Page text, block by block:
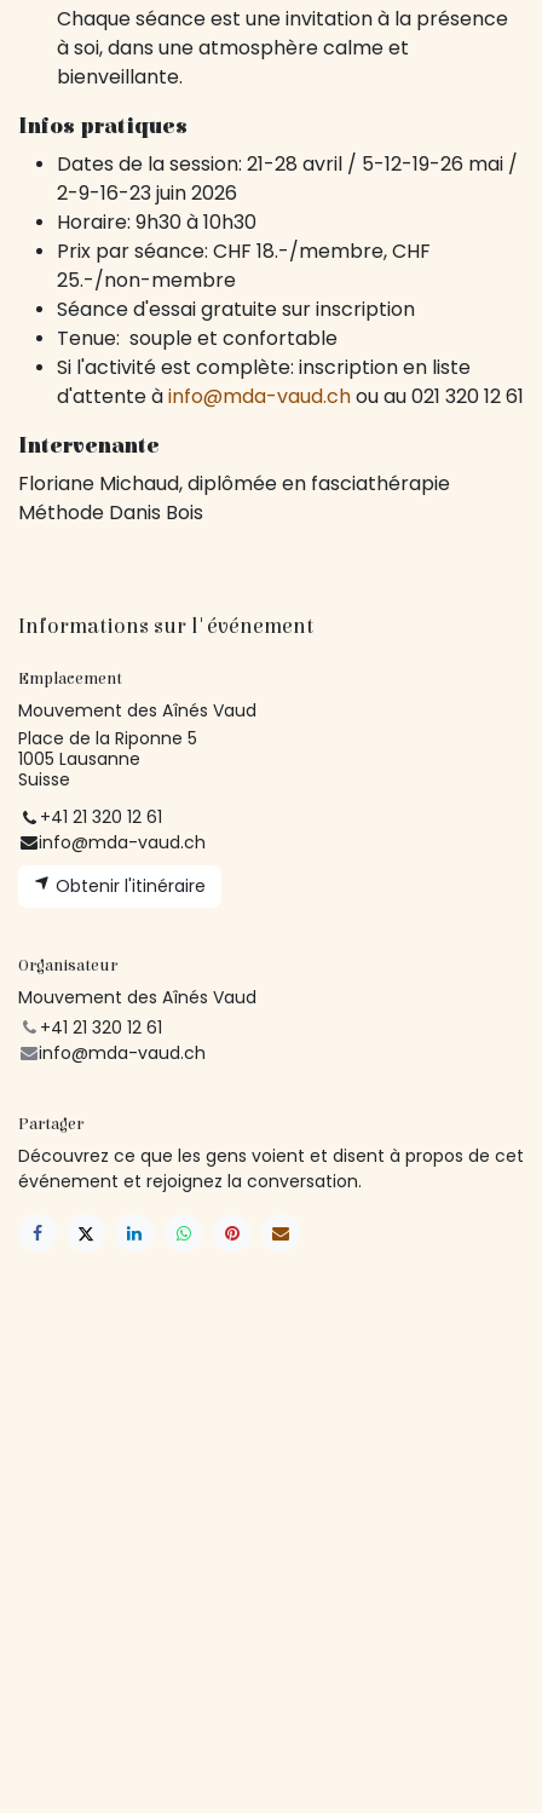
Chaque séance est une invitation à la présence
à soi, dans une atmosphère calme et
bienveillante.
Infos pratiques
Dates de la session: 21-28 avril / 5-12-19-26 mai /
2-9-16-23 juin 2026
Horaire: 9h30 à 10h30
Prix par séance: CHF 18.-/membre, CHF
25.-/non-membre
Séance d'essai gratuite sur inscription
Tenue: souple et confortable
Si l'activité est complète: inscription en liste
d'attente àinfo@mda-vaud.chou au 021 320 12 61
Intervenante
Floriane Michaud, diplômée en fasciathérapie
Méthode Danis Bois
Informations sur l'événement
Emplacement
Mouvement des Aînés Vaud
Place de la Riponne 5
1005 Lausanne
Suisse
+41 21 320 12 61
info@mda-vaud.ch
Obtenir l'itinéraire
Organisateur
Mouvement des Aînés Vaud
+41 21 320 12 61
info@mda-vaud.ch
Partager
Découvrez ce que les gens voient et disent à propos de cet
événement et rejoignez la conversation.